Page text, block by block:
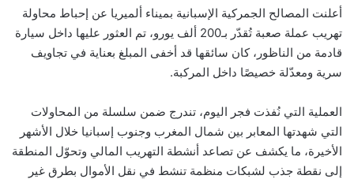
أعلنت المصالح الجمركية الإسبانية بميناء ألميريا عن إحباط محاولة
تهريب عملة صعبة تُقدّر بـ200 ألف يورو، تم العثور عليها داخل سيارة
قادمة من الناظور، كان سائقها قد أخفى المبلغ بعناية في تجاويف
سرية ومعدّلة خصيصًا داخل المركبة.
العملية التي نُفذت فجر اليوم، تندرج ضمن سلسلة من المحاولات
التي شهدتها المعابر بين شمال المغرب وجنوب إسبانيا خلال الأشهر
الأخيرة، ما يكشف عن تصاعد أنشطة التهريب المالي وتحوّل المنطقة
إلى نقطة جذب لشبكات منظمة تنشط في نقل الأموال بطرق غير